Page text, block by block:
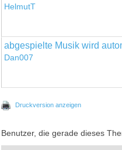
HelmutT
abgespielte Musik wird
Dan007
Druckversion anzeigen
Benutzer, die gerade dieses